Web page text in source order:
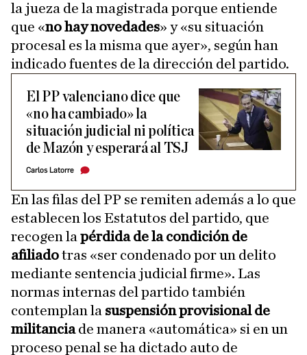
la jueza de la magistrada porque entiende
que «no hay novedades» y «su situación
procesal es la misma que ayer», según han
indicado fuentes de la dirección del partido.
El PP valenciano dice que
«no ha cambiado» la
situación judicial ni política
de Mazón y esperará al TSJ
Carlos Latorre
En las filas del PP se remiten además a lo que
establecen los Estatutos del partido, que
recogen la pérdida de la condición de
afiliadotras «ser condenado por un delito
mediante sentencia judicial firme». Las
normas internas del partido también
contemplan la suspensión provisional de
militanciade manera «automática» si en un
proceso penal se ha dictado auto de